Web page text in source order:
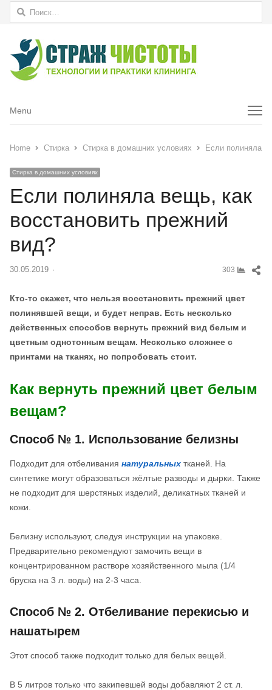
Найти:
Menu
Menu
Home Стирка Стирка в домашних условиях Если полиняла
Стирка в домашних условиях
Если полиняла вещь, как
восстановить прежний
вид?
30.05.2019 303
Кто-то скажет, что нельзя восстановить прежний цвет
полинявшей вещи, и будет неправ. Есть несколько
действенных способов вернуть прежний вид белым и
цветным однотонным вещам. Несколько сложнее с
принтами на тканях, но попробовать стоит.
Как вернуть прежний цвет белым
вещам?
Способ № 1. Использование белизны
Подходит для отбеливания натуральных тканей. На
синтетике могут образоваться жёлтые разводы и дырки. Также
не подходит для шерстяных изделий, деликатных тканей и
кожи.
Белизну используют, следуя инструкции на упаковке.
Предварительно рекомендуют замочить вещи в
концентрированном растворе хозяйственного мыла (1/4
бруска на 3 л. воды) на 2-3 часа.
Способ № 2. Отбеливание перекисью и
нашатырем
Этот способ также подходит только для белых вещей.
В 5 литров только что закипевшей воды добавляют 2 ст. л.